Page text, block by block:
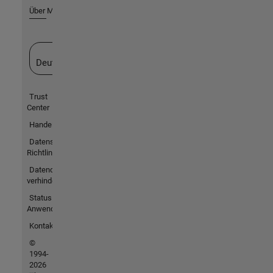
Über MathWorks
Deutschland
Trust
Center
Handelsmarken
Datenschutz-
Richtlinien
Datendiebstahl
verhindern
Status von
Anwendungen
Kontakt
©
1994-
2026